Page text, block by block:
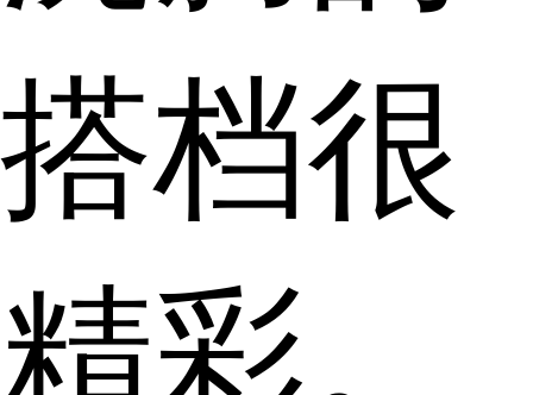
搭档很
精彩。